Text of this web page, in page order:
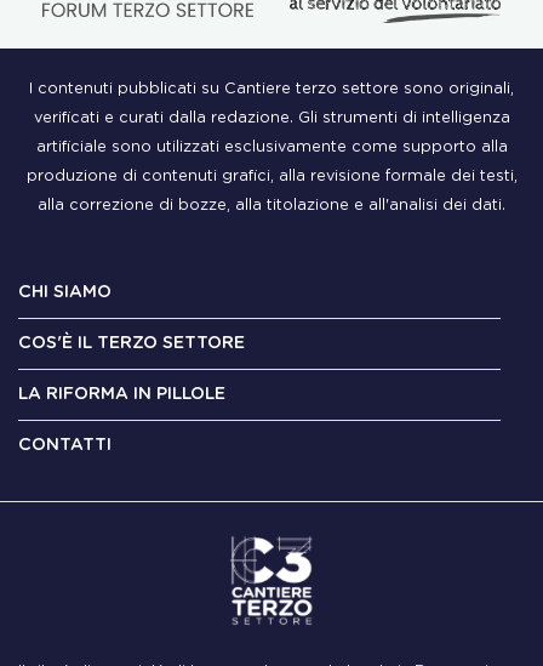
I contenuti pubblicati su Cantiere terzo settore sono originali,
verificati e curati dalla redazione. Gli strumenti di intelligenza
artificiale sono utilizzati esclusivamente come supporto alla
produzione di contenuti grafici, alla revisione formale dei testi,
alla correzione di bozze, alla titolazione e all'analisi dei dati.
CHI SIAMO
COS'È IL TERZO SETTORE
LA RIFORMA IN PILLOLE
CONTATTI